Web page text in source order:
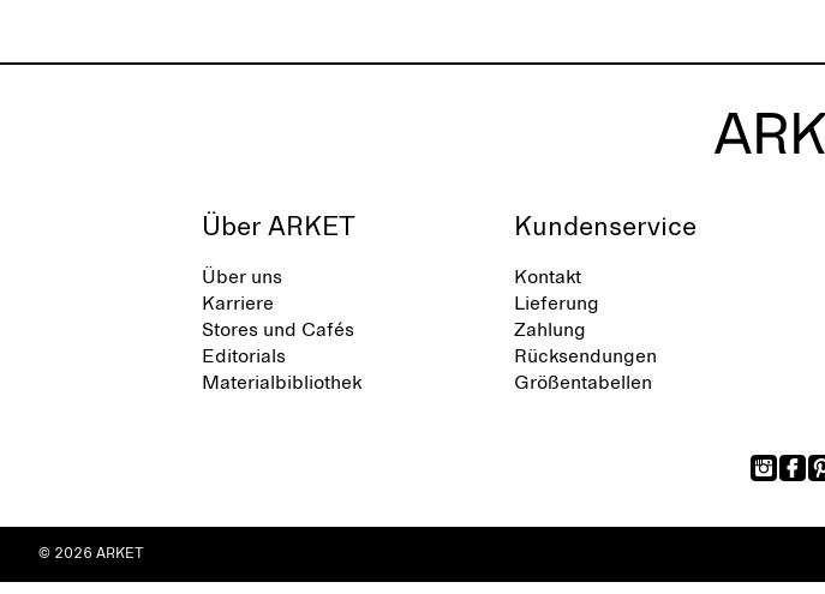
Über ARKET
Über uns
Karriere
Stores und Cafés
Editorials
Materialbibliothek
Kundenservice
Kontakt
Lieferung
Zahlung
Rücksendungen
Größentabellen
© 2026 ARKET